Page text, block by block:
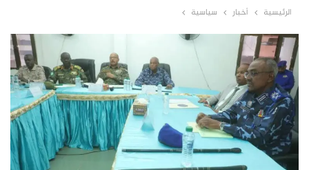
الرئيسية أخبار سياسية